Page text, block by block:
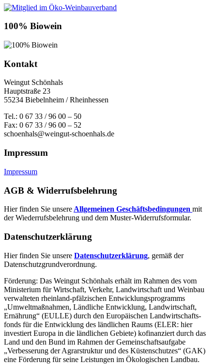
100% Biowein
Kontakt
Weingut Schönhals
Hauptstraße 23
55234 Biebelnheim / Rheinhessen
Tel.: 0 67 33 / 96 00 – 50
Fax: 0 67 33 / 96 00 – 52
schoenhals@weingut-schoenhals.de
Impressum
Impressum
AGB & Widerrufsbelehrung
Hier finden Sie unsere Allgemeinen Geschäftsbedingungen mit
der Wiederrufsbelehrung und dem Muster-Widerrufsformular.
Datenschutzerklärung
Hier finden Sie unsere Datenschutzerklärung, gemäß der
Datenschutzgrundverordnung.
Förderung: Das Weingut Schönhals erhält im Rahmen des vom
Minis­terium für Wirtschaft, Verkehr, Land­wirt­schaft und Weinbau
verwal­teten rhein­land-pfälzischen Entwick­lungs­programms
„Umwelt­maßnahmen, Länd­liche Entwick­lung, Landwirt­schaft,
Ernährung“ (EULLE) durch den Euro­päischen Land­wirtschafts­
fonds für die Entwick­lung des länd­lichen Raums (ELER: hier
investiert Europa in die ländlichen Gebiete) kofinanziert durch das
Land und den Bund im Rahmen der Gemein­schafts­aufgabe
„Verbes­serung der Agrar­struktur und des Küsten­schutzes“ (GAK)
eine Förderung für seine Leis­tungen im Ökolo­gischen Landbau.